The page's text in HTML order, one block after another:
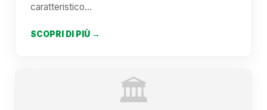
caratteristico…
SCOPRI DI PIÙ →
🏛️